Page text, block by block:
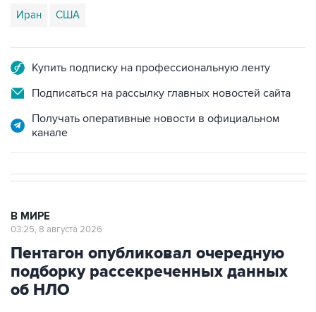
Иран США
Купить подписку на профессиональную ленту
Подписаться на рассылку главных новостей сайта
Получать оперативные новости в официальном
канале
В МИРЕ
03:25, 8 августа 2026
Пентагон опубликовал очередную
подборку рассекреченных данных
об НЛО